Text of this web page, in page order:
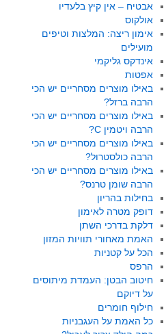
אבטיח – אין קיץ בלעדיו
אולקוס
אימון ריצה: המלצות וטיפים
מועילים
אינדקס גליקמי
אפטות
באילו מוצרים מסחריים יש הכי
הרבה ברזל?
באילו מוצרים מסחריים יש הכי
הרבה ויטמין C?
באילו מוצרים מסחריים יש הכי
הרבה כולסטרול?
באילו מוצרים מסחריים יש הכי
הרבה שומן טרנס?
בחילות בהריון
דופק מטרה לאימון
דלקת בדרכי השתן
האמת מאחורי תוויות המזון
הכל על קטניות
הרפס
חיטוב הבטן: העמדת מיתוסים
על דיוקם
חילוף חומרים
כל האמת על העגבניות